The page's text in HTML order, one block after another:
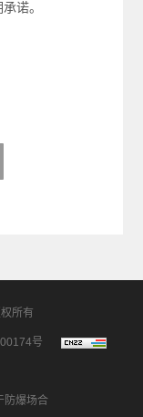
诺。
所有
号
防爆场合